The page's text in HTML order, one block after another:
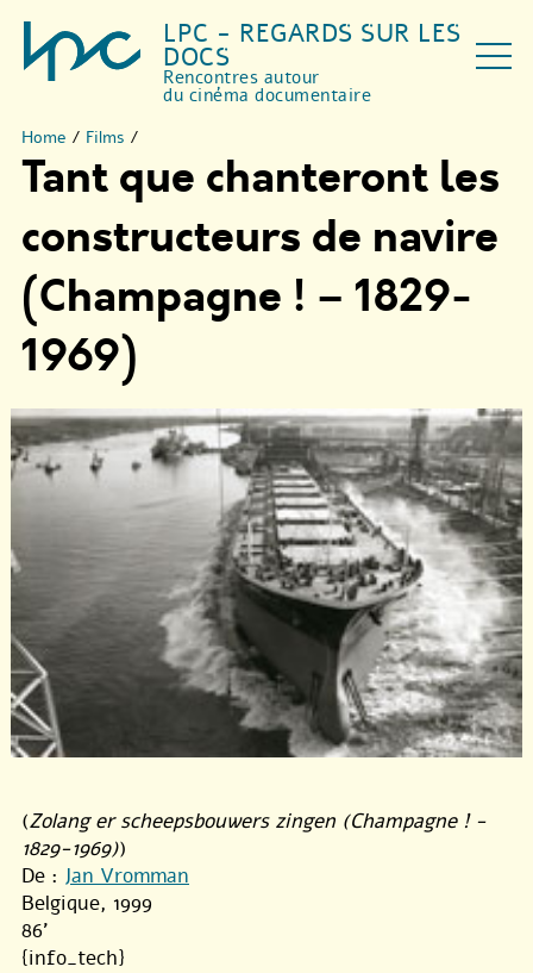
LPC - REGARDS SUR LES
DOCS
Rencontres autour
du cinéma documentaire
Home / Films /
Tant que chanteront les
constructeurs de navire
(Champagne ! – 1829-
1969)
(Zolang er scheepsbouwers zingen (Champagne ! -
1829-1969))
De : Jan Vromman
Belgique, 1999
86'
{info_tech}